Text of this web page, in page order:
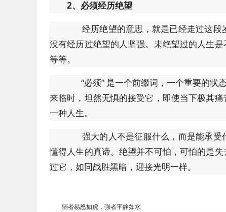
2、必须经历绝望
经历绝望的意思，就是已经走过这段
没有经历过绝望的人坚强。未绝望过的人生
等等。
“必须” 是一个前缀词，一个重要的状
来临时，坦然无惧的接受它，即使当下极其
一种人生。
强大的人不是征服什么，而是能承受
懂得人生的真谛。绝望并不可怕，可怕的是
过它，如同战胜黑暗，迎接光明一样。
弱者易怒如虎，强者平静如水